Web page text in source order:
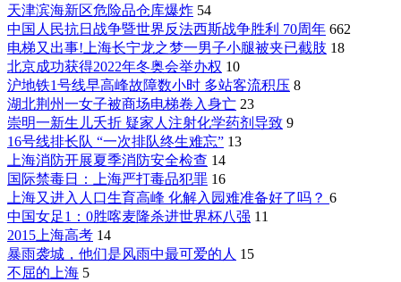
天津滨海新区危险品仓库爆炸 54
中国人民抗日战争暨世界反法西斯战争胜利 70周年 662
电梯又出事!上海长宁龙之梦一男子小腿被夹已截肢 18
北京成功获得2022年冬奥会举办权 10
沪地铁1号线早高峰故障数小时 多站客流积压 8
湖北荆州一女子被商场电梯卷入身亡 23
崇明一新生儿夭折 疑家人注射化学药剂导致 9
16号线排长队 “一次排队终生难忘” 13
上海消防开展夏季消防安全检查 14
国际禁毒日：上海严打毒品犯罪 16
上海又进入人口生育高峰 化解入园难准备好了吗？ 6
中国女足1：0胜喀麦隆杀进世界杯八强 11
2015上海高考 14
暴雨袭城，他们是风雨中最可爱的人 15
不屈的上海 5